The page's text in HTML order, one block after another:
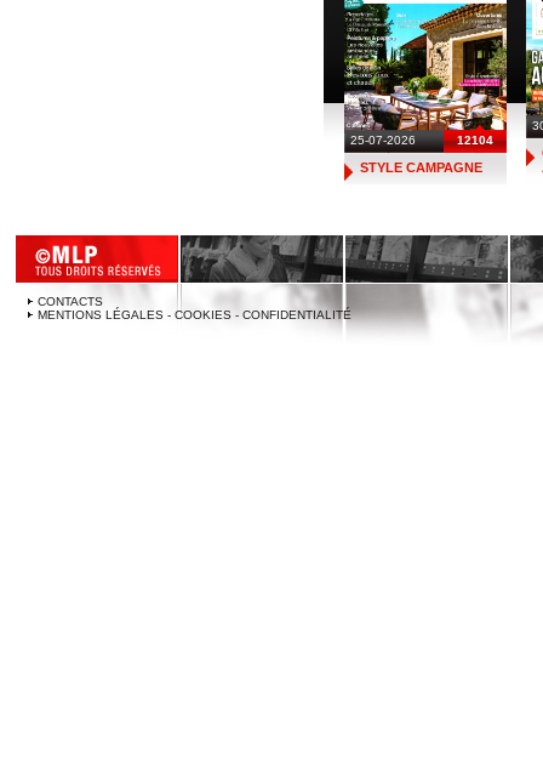
25-07-2026 12104
STYLE CAMPAGNE
CONTACTS
MENTIONS LÉGALES - COOKIES - CONFIDENTIALITÉ